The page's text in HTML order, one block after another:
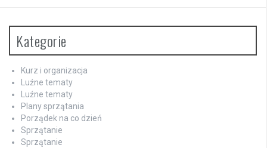
Kategorie
Kurz i organizacja
Luźne tematy
Luźne tematy
Plany sprzątania
Porządek na co dzień
Sprzątanie
Sprzątanie